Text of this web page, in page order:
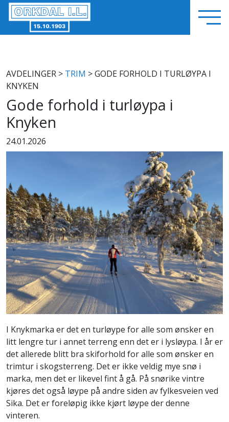
AVDELINGER > TRIM > GODE FORHOLD I TURLØYPA I
KNYKEN
Gode forhold i turløypa i
Knyken
24.01.2026
I Knykmarka er det en turløype for alle som ønsker en
litt lengre tur i annet terreng enn det er i lysløypa. I år er
det allerede blitt bra skiforhold for alle som ønsker en
trimtur i skogsterreng. Det er ikke veldig mye snø i
marka, men det er likevel fint å gå. På snørike vintre
kjøres det også løype på andre siden av fylkesveien ved
Sika. Det er foreløpig ikke kjørt løype der denne
vinteren.